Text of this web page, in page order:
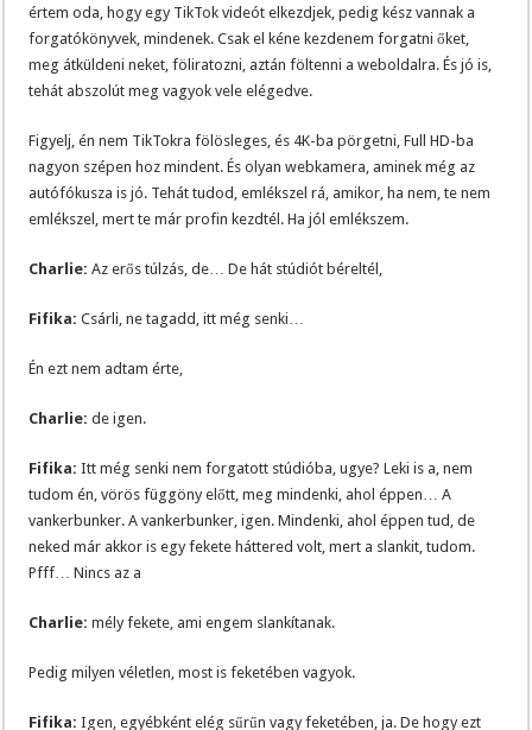
értem oda, hogy egy TikTok videót elkezdjek, pedig kész vannak a
forgatókönyvek, mindenek. Csak el kéne kezdenem forgatni őket,
meg átküldeni neket, föliratozni, aztán föltenni a weboldalra. És jó is,
tehát abszolút meg vagyok vele elégedve.
Figyelj, én nem TikTokra fölösleges, és 4K-ba pörgetni, Full HD-ba
nagyon szépen hoz mindent. És olyan webkamera, aminek még az
autófókusza is jó. Tehát tudod, emlékszel rá, amikor, ha nem, te nem
emlékszel, mert te már profin kezdtél. Ha jól emlékszem.
Charlie: Az erős túlzás, de… De hát stúdiót béreltél,
Fifika: Csárli, ne tagadd, itt még senki…
Én ezt nem adtam érte,
Charlie: de igen.
Fifika: Itt még senki nem forgatott stúdióba, ugye? Leki is a, nem
tudom én, vörös függöny előtt, meg mindenki, ahol éppen… A
vankerbunker. A vankerbunker, igen. Mindenki, ahol éppen tud, de
neked már akkor is egy fekete háttered volt, mert a slankit, tudom.
Pfff… Nincs az a
Charlie: mély fekete, ami engem slankítanak.
Pedig milyen véletlen, most is feketében vagyok.
Fifika: Igen, egyébként elég sűrűn vagy feketében, ja. De hogy ezt